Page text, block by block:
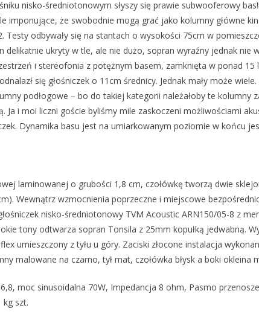
nisko-średniotonowym słyszy się prawie subwooferowy
imponujące, że swobodnie mogą grać jako kolumny główne
Testy odbywały się na stantach o wysokości 75cm w
delikatnie ukryty w tle, ale nie dużo, sopran wyraźny jednak nie
i stereofonia z potężnym basem, zamknięta w ponad 15
się głośniczek o 11cm średnicy. Jednak mały może wiele.
podłogowe – bo do takiej kategorii należałoby te kolumny
Ja i moi liczni goście byliśmy mile zaskoczeni możliwościami
Dynamika basu jest na umiarkowanym poziomie w końcu
laminowanej o grubości 1,8 cm, czołówkę tworzą dwie
Wewnątrz wzmocnienia poprzeczne i miejscowe
nisko-średniotonowy TVM Acoustic ARN150/05-8 z
tony odtwarza sopran Tonsila z 25mm kopułką jedwabną.
umieszczony z tyłu u góry. Zaciski złocone instalacja
malowane na czarno, tył mat, czołówka błysk a boki okleina
moc sinusoidalna 70W, Impedancja 8 ohm, Pasmo
kg szt.